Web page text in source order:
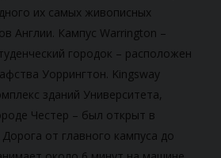
их самых живописных
Англии. Кампус Warrington –
городок – расположен
Уоррингтон. Kingsway
зданий Университета,
Честер – был открыт в
от главного кампуса до